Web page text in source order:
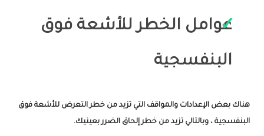
عوامل الخطر للأشعة فوق
البنفسجية
هناك بعض الإعدادات والمواقف التي تزيد من خطر التعرض للأشعة فوق
البنفسجية ، وبالتالي تزيد من خطر إلحاق الضرر بعينيك.